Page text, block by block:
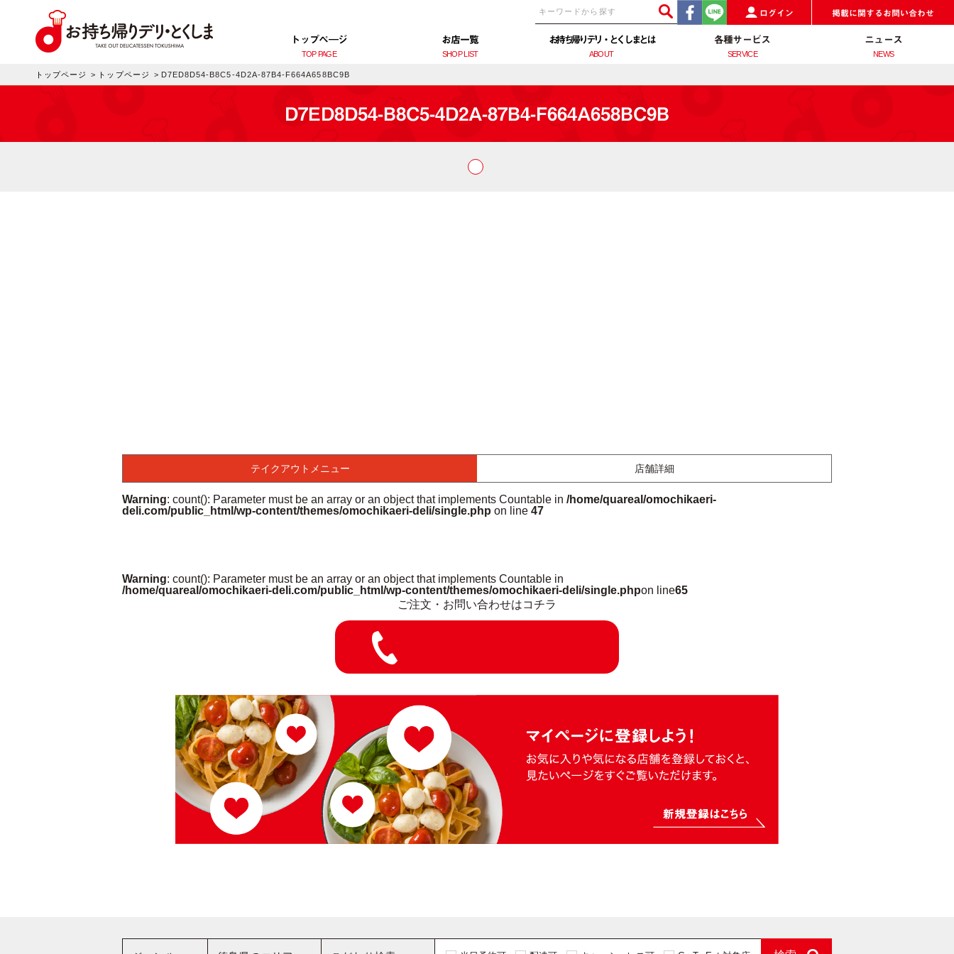
トップぺ―ジ
TOP PAGE
お店一覧
SHOP LIST
お持ち帰りデリ・とくしまとは
ABOUT
各種サービス
SERVICE
ニュース
NEWS
ログイン 掲載に関するお問い合わせ
トップページ > トップページ > D7ED8D54-B8C5-4D2A-87B4-F664A658BC9B
D7ED8D54-B8C5-4D2A-87B4-F664A658BC9B
テイクアウトメニュー 店舗詳細
Warning: count(): Parameter must be an array or an object that implements Countable in /home/quareal/omochikaeri-
deli.com/public_html/wp-content/themes/omochikaeri-deli/single.php on line 47
Warning: count(): Parameter must be an array or an object that implements Countable in
/home/quareal/omochikaeri-deli.com/public_html/wp-content/themes/omochikaeri-deli/single.phpon line65
ご注文・お問い合わせはコチラ